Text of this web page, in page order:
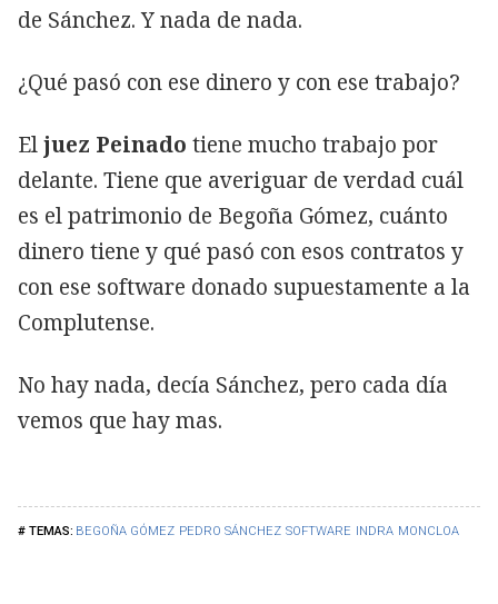
BEGOÑA GÓMEZ PEDRO SÁNCHEZ SOFTWARE INDRA MONCLOA
de Sánchez. Y nada de nada.
¿Qué pasó con ese dinero y con ese trabajo?
Eljuez Peinado tiene mucho trabajo por
delante. Tiene que averiguar de verdad cuál
es el patrimonio de Begoña Gómez, cuánto
dinero tiene y qué pasó con esos contratos y
con ese software donado supuestamente a la
Complutense.
No hay nada, decía Sánchez, pero cada día
vemos que hay mas.